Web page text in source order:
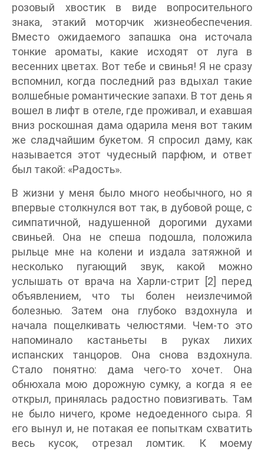
розовый хвостик в виде вопросительного
знака, этакий моторчик жизнеобеспечения.
Вместо ожидаемого запашка она источала
тонкие ароматы, какие исходят от луга в
весенних цветах. Вот тебе и свинья! Я не сразу
вспомнил, когда последний раз вдыхал такие
волшебные романтические запахи. В тот день я
вошел в лифт в отеле, где проживал, и ехавшая
вниз роскошная дама одарила меня вот таким
же сладчайшим букетом. Я спросил даму, как
называется этот чудесный парфюм, и ответ
был такой: «Радость».
В жизни у меня было много необычного, но я
впервые столкнулся вот так, в дубовой роще, с
симпатичной, надушенной дорогими духами
свиньей. Она не спеша подошла, положила
рыльце мне на колени и издала затяжной и
несколько пугающий звук, какой можно
услышать от врача на Харли-стрит [2] перед
объявлением, что ты болен неизлечимой
болезнью. Затем она глубоко вздохнула и
начала пощелкивать челюстями. Чем-то это
напоминало кастаньеты в руках лихих
испанских танцоров. Она снова вздохнула.
Стало понятно: дама чего-то хочет. Она
обнюхала мою дорожную сумку, а когда я ее
открыл, принялась радостно повизгивать. Там
не было ничего, кроме недоеденного сыра. Я
его вынул и, не потакая ее попыткам схватить
весь кусок, отрезал ломтик. К моему